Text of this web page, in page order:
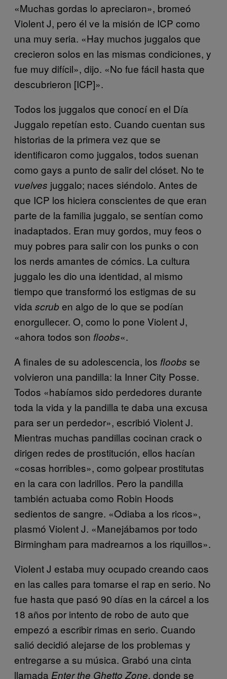
«Muchas gordas lo apreciaron», bromeó
Violent J, pero él ve la misión de ICP como
una muy seria. «Hay muchos juggalos que
crecieron solos en las mismas condiciones, y
fue muy difícil», dijo. «No fue fácil hasta que
descubrieron [ICP]».
Todos los juggalos que conocí en el Día
Juggalo repetían esto. Cuando cuentan sus
historias de la primera vez que se
identificaron como juggalos, todos suenan
como gays a punto de salir del clóset. No te
vuelves juggalo; naces siéndolo. Antes de
que ICP los hiciera conscientes de que eran
parte de la familia juggalo, se sentían como
inadaptados. Eran muy gordos, muy feos o
muy pobres para salir con los punks o con
los nerds amantes de cómics. La cultura
juggalo les dio una identidad, al mismo
tiempo que transformó los estigmas de su
vida scrub en algo de lo que se podían
enorgullecer. O, como lo pone Violent J,
«ahora todos son floobs«.
A finales de su adolescencia, los floobs se
volvieron una pandilla: la Inner City Posse.
Todos «habíamos sido perdedores durante
toda la vida y la pandilla te daba una excusa
para ser un perdedor», escribió Violent J.
Mientras muchas pandillas cocinan crack o
dirigen redes de prostitución, ellos hacían
«cosas horribles», como golpear prostitutas
en la cara con ladrillos. Pero la pandilla
también actuaba como Robin Hoods
sedientos de sangre. «Odiaba a los ricos»,
plasmó Violent J. «Manejábamos por todo
Birmingham para madrearnos a los riquillos».
Violent J estaba muy ocupado creando caos
en las calles para tomarse el rap en serio. No
fue hasta que pasó 90 días en la cárcel a los
18 años por intento de robo de auto que
empezó a escribir rimas en serio. Cuando
salió decidió alejarse de los problemas y
entregarse a su música. Grabó una cinta
llamada Enter the Ghetto Zone, donde se